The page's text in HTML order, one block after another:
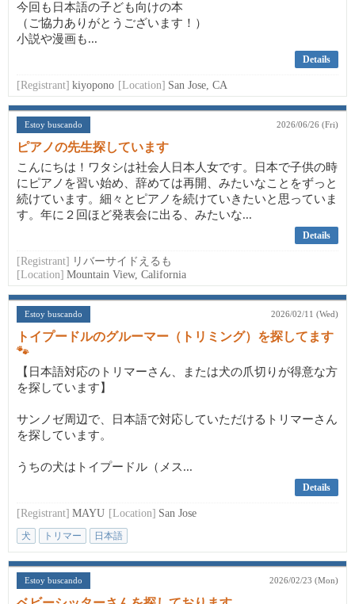
今回も日本語の子ども向けの本
（ご協力ありがとうございます！）
小説や漫画も...
Details
[Registrant] kiyopono [Location] San Jose, CA
Estoy buscando 2026/06/26 (Fri)
ピアノの先生探しています
こんにちは！ワタシは社会人日本人女です。日本で子供の時
にピアノを習い始め、辞めては再開、みたいなことをずっと
続けています。細々とピアノを続けていきたいと思っていま
す。年に２回ほど発表会に出る、みたいな...
Details
[Registrant] リバーサイドえるも
[Location] Mountain View, California
Estoy buscando 2026/02/11 (Wed)
トイプードルのグルーマー（トリミング）を探してます
🐾
【日本語対応のトリマーさん、または犬の爪切りが得意な方
を探しています】
サンノゼ周辺で、日本語で対応していただけるトリマーさん
を探しています。
うちの犬はトイプードル（メス...
Details
[Registrant] MAYU [Location] San Jose
犬 トリマー 日本語
Estoy buscando 2026/02/23 (Mon)